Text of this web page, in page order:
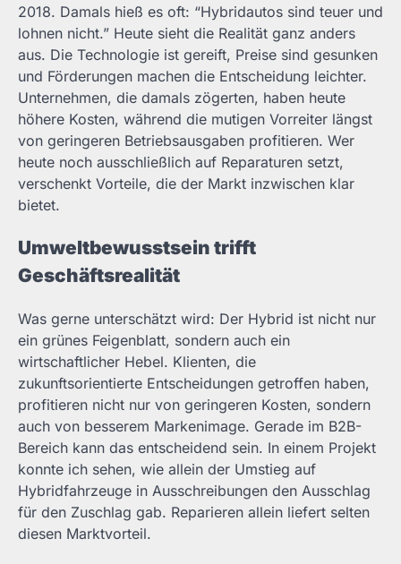
2018. Damals hieß es oft: “Hybridautos sind teuer und
lohnen nicht.” Heute sieht die Realität ganz anders
aus. Die Technologie ist gereift, Preise sind gesunken
und Förderungen machen die Entscheidung leichter.
Unternehmen, die damals zögerten, haben heute
höhere Kosten, während die mutigen Vorreiter längst
von geringeren Betriebsausgaben profitieren. Wer
heute noch ausschließlich auf Reparaturen setzt,
verschenkt Vorteile, die der Markt inzwischen klar
bietet.
Umweltbewusstsein trifft
Geschäftsrealität
Was gerne unterschätzt wird: Der Hybrid ist nicht nur
ein grünes Feigenblatt, sondern auch ein
wirtschaftlicher Hebel. Klienten, die
zukunftsorientierte Entscheidungen getroffen haben,
profitieren nicht nur von geringeren Kosten, sondern
auch von besserem Markenimage. Gerade im B2B-
Bereich kann das entscheidend sein. In einem Projekt
konnte ich sehen, wie allein der Umstieg auf
Hybridfahrzeuge in Ausschreibungen den Ausschlag
für den Zuschlag gab. Reparieren allein liefert selten
diesen Marktvorteil.